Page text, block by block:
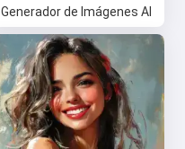
Generador de Imágenes AI